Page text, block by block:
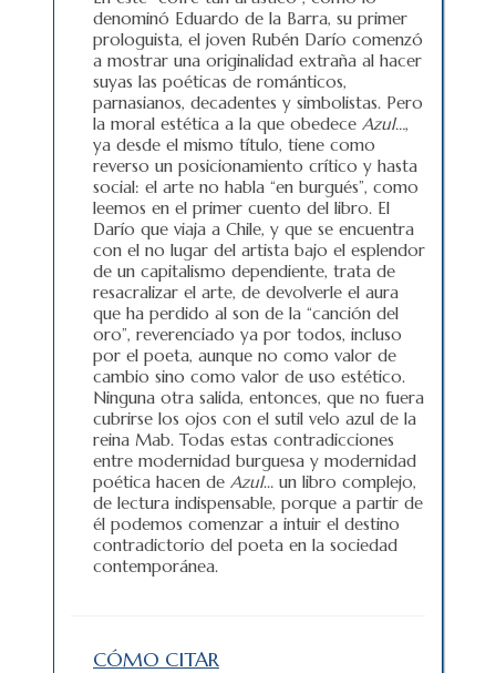
denominó Eduardo de la Barra, su primer
prologuista, el joven Rubén Darío comenzó
a mostrar una originalidad extraña al hacer
suyas las poéticas de románticos,
parnasianos, decadentes y simbolistas. Pero
la moral estética a la que obedece Azul…,
ya desde el mismo título, tiene como
reverso un posicionamiento crítico y hasta
social: el arte no habla “en burgués”, como
leemos en el primer cuento del libro. El
Darío que viaja a Chile, y que se encuentra
con el no lugar del artista bajo el esplendor
de un capitalismo dependiente, trata de
resacralizar el arte, de devolverle el aura
que ha perdido al son de la “canción del
oro”, reverenciado ya por todos, incluso
por el poeta, aunque no como valor de
cambio sino como valor de uso estético.
Ninguna otra salida, entonces, que no fuera
cubrirse los ojos con el sutil velo azul de la
reina Mab. Todas estas contradicciones
entre modernidad burguesa y modernidad
poética hacen de Azul… un libro complejo,
de lectura indispensable, porque a partir de
él podemos comenzar a intuir el destino
contradictorio del poeta en la sociedad
contemporánea.
CÓMO CITAR